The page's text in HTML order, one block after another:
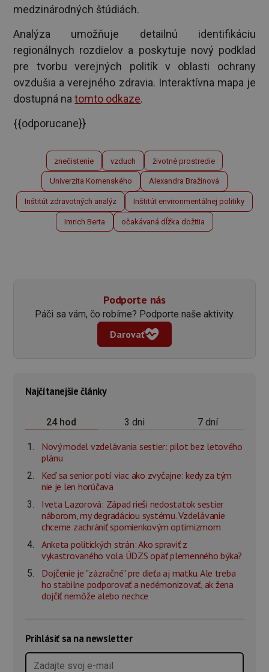
medzinárodných štúdiách.
Analýza umožňuje detailnú identifikáciu
regionálnych rozdielov a poskytuje nový podklad
pre tvorbu verejných politík v oblasti ochrany
ovzdušia a verejného zdravia. Interaktívna mapa je
dostupná natomto odkaze.
{{odporucane}}
znečistenie vzduch životné prostredie
Univerzita Komenského Alexandra Bražinová
Inštitút zdravotných analýz Inštitút environmentálnej politiky
Imrich Berta očakávaná dĺžka dožitia
Podporte nás
Páči sa vám, čo robíme? Podporte naše aktivity.
Darovať
Najčítanejšie články
24 hod 3 dni 7 dní
Nový model vzdelávania sestier: pilot bez letového
plánu
Keď sa senior potí viac ako zvyčajne: kedy za tým
nie je len horúčava
Iveta Lazorová: Západ rieši nedostatok sestier
náborom, my degradáciou systému. Vzdelávanie
chceme zachrániť spomienkovým optimizmom
Anketa politických strán: Ako spraviť z
vykastrovaného vola ÚDZS opäť plemenného býka?
Dojčenie je "zázračné" pre dieťa aj matku. Ale treba
ho stabilne podporovať a nedémonizovať, ak žena
dojčiť nemôže alebo nechce
Prihlásiť sa na newsletter